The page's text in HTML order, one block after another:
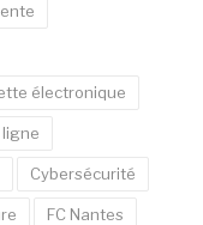
électronique
Cybersécurité
FC Nantes